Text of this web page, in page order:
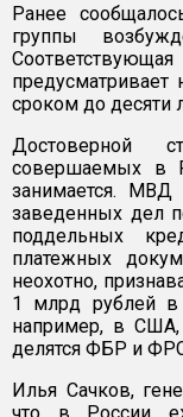
Ранее
группы
сроком до десяти
Достоверной
совершаемых в
занимается.
заведенных дел
поддельных
платежных
неохотно,
1 млрд рублей
например, в США,
делятся ФБР и
Илья Сачков,
что в России